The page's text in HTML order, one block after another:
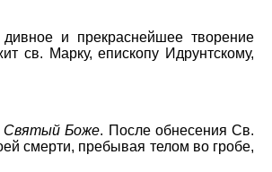
и прекраснейшее творение
св. Марку, епископу Идрунтскому,
Святый Боже. После обнесения Св.
смерти, пребывая телом во гробе,